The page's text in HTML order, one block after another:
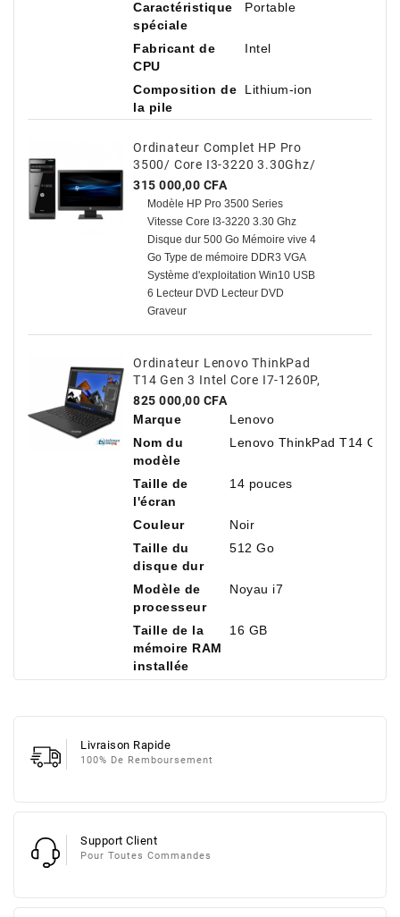
Caractéristique
spéciale
Portable
Fabricant de
CPU
Intel
Composition de
la pile
Lithium-ion
Ordinateur Complet HP Pro
3500/ Core I3-3220 3.30Ghz/
500 Go HDD / 4 Go Avec TVA
Prix
315 000,00 CFA
Modèle HP Pro 3500 Series
Vitesse Core I3-3220 3.30 Ghz
Disque dur 500 Go Mémoire vive 4
Go Type de mémoire DDR3 VGA
Système d'exploitation Win10 USB
6 Lecteur DVD Lecteur DVD
Graveur
Ordinateur Lenovo ThinkPad
T14 Gen 3 Intel Core I7-1260P,
14" Antireflet, 16 Go De RAM,
512 Go De SSD NVMe
Prix
825 000,00 CFA
Marque
Lenovo
Nom du
modèle
Lenovo ThinkPad T14 Gen
Taille de
l'écran
14 pouces
Couleur
Noir
Taille du
disque dur
512 Go
Modèle de
processeur
Noyau i7
Taille de la
mémoire RAM
installée
16 GB
Livraison Rapide
100% De Remboursement
Support Client
Pour Toutes Commandes